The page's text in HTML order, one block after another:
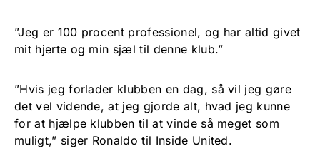
”Jeg er 100 procent professionel, og har altid givet
mit hjerte og min sjæl til denne klub.”
”Hvis jeg forlader klubben en dag, så vil jeg gøre
det vel vidende, at jeg gjorde alt, hvad jeg kunne
for at hjælpe klubben til at vinde så meget som
muligt,” siger Ronaldo til Inside United.